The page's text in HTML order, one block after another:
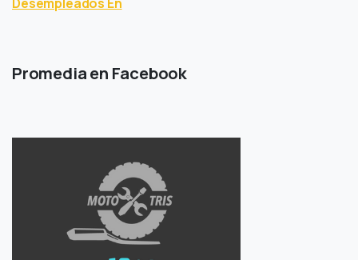
Promedia en Facebook